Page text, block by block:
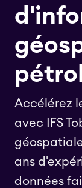
Accélérez
avec IFS
ans
données